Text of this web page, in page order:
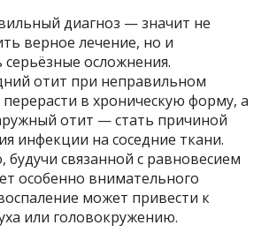
диагноз — значит не
верное лечение, но и
осложнения.
отит при неправильном
в хроническую форму, а
отит — стать причиной
инфекции на соседние ткани.
будучи связанной с равновесием
особенно внимательного
может привести к
или головокружению.